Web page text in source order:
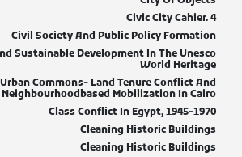
Civic City Cahier. 4
Civil Society And Public Policy Formation
Sustainable Development In The Unesco
World Heritage
Commons- Land Tenure Conflict And
Neighbourhoodbased Mobilization In Cairo
Class Conflict In Egypt, 1945-1970
Cleaning Historic Buildings
Cleaning Historic Buildings